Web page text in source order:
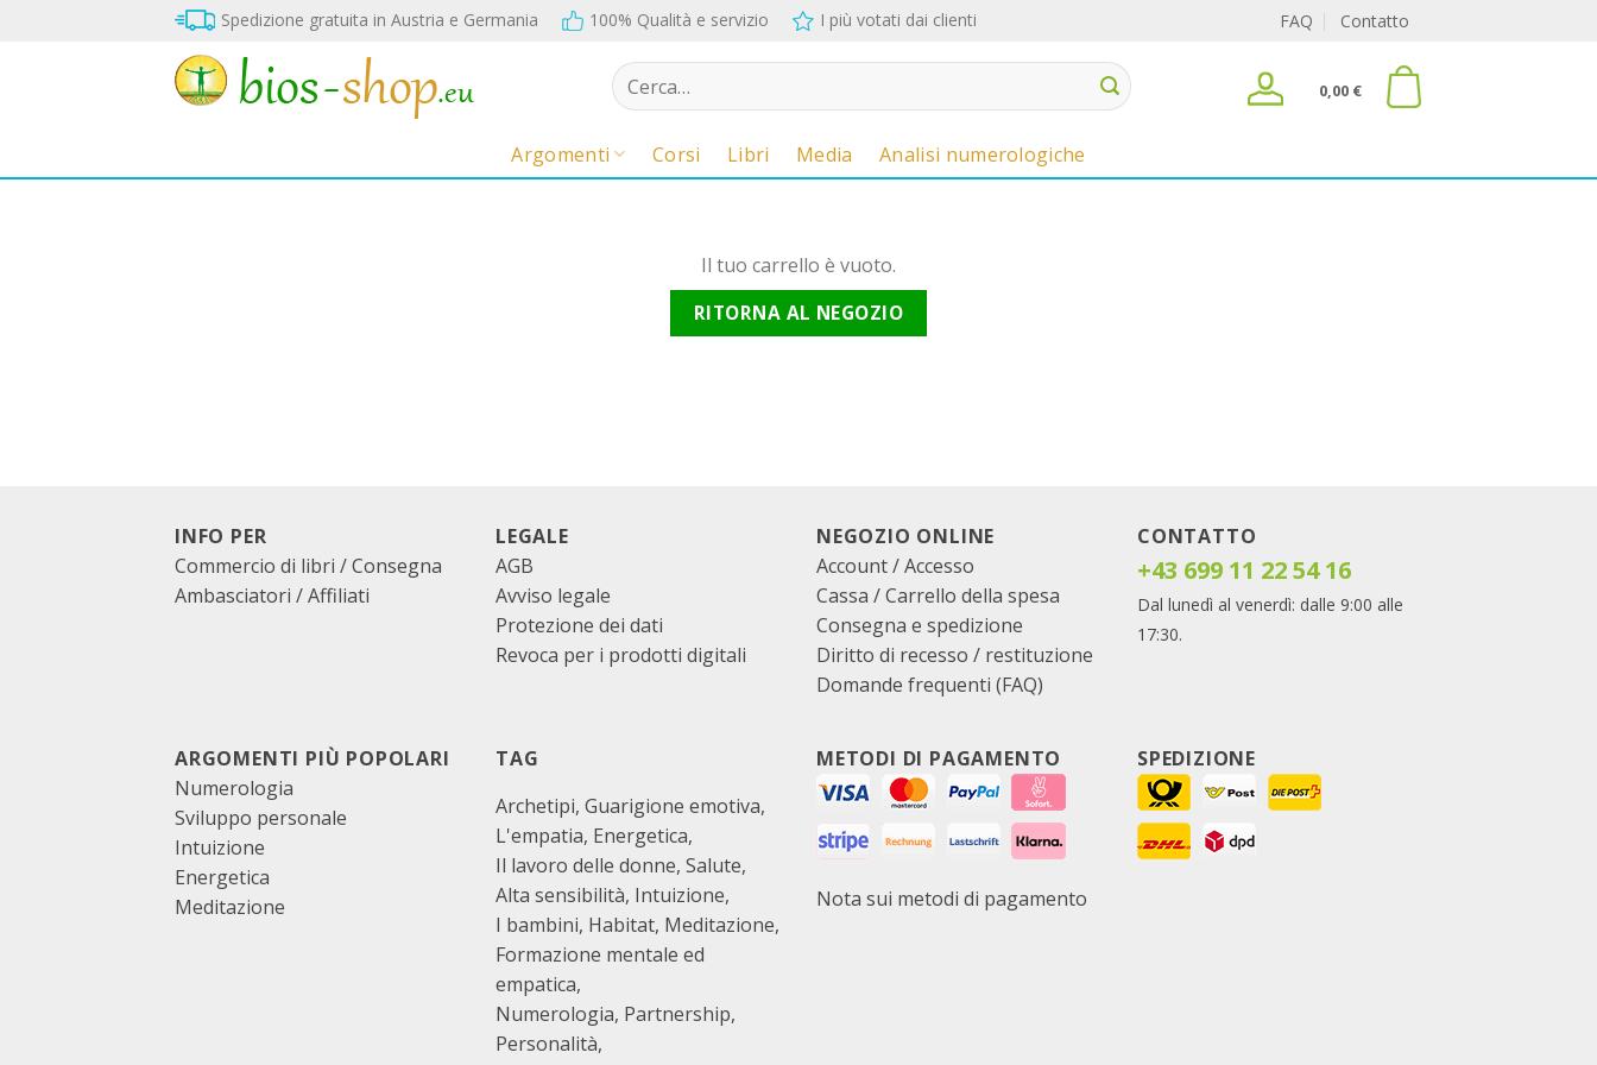
Spedizione gratuita in Austria e Germania 100% Qualità e servizio I più votati dai clienti FAQ Contatto
Cerca:
0,00 €
Argomenti Corsi Libri Media Analisi numerologiche
Il tuo carrello è vuoto.
RITORNA AL NEGOZIO
INFO PER
Commercio di libri / Consegna
Ambasciatori / Affiliati
LEGALE
AGB
Avviso legale
Protezione dei dati
Revoca per i prodotti digitali
NEGOZIO ONLINE
Account / Accesso
Cassa /Carrello della spesa
Consegna e spedizione
Diritto di recesso / restituzione
Domande frequenti (FAQ)
CONTATTO
+43 699 11 22 54 16
Dal lunedì al venerdì: dalle 9:00 alle
17:30.
ARGOMENTI PIÙ POPOLARI
Numerologia
Sviluppo personale
Intuizione
Energetica
Meditazione
TAG
Archetipi Guarigione emotiva
L'empatia Energetica
Il lavoro delle donne Salute
Alta sensibilità Intuizione
I bambini Habitat Meditazione
Formazione mentale ed
empatica
Numerologia Partnership
Personalità
METODI DI PAGAMENTO
Nota sui metodi di pagamento
SPEDIZIONE